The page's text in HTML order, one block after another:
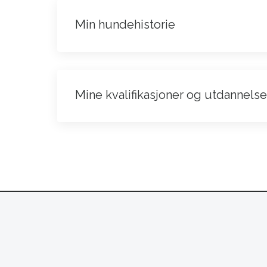
Min hundehistorie
Mine kvalifikasjoner og